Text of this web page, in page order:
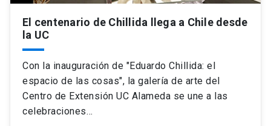
Personal
Alumni launch
Padres y familia
Admisión launch
Mi Cuenta UC
Correo UC
Mi Portal UC launch
Medios Biblioteca
El centenario de Chillida llega a Chile desde
la UC
Con la inauguración de "Eduardo Chillida: el
espacio de las cosas", la galería de arte del
Centro de Extensión UC Alameda se une a las
celebraciones…